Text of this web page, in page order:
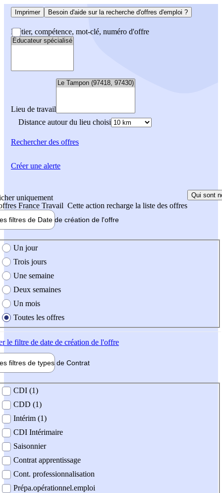
Imprimer Besoin d'aide sur la recherche d'offres d'emploi ?
Métier, compétence, mot-clé, numéro d'offre
Lieu de travail
Distance autour du lieu choisi
Rechercherdes offres
uniquement
France Travail Cette action recharge la liste des offres
Qui sont
filtres de Date de création de l'offre
création de l'offre
Un jour
Trois jours
Une semaine
Deux semaines
Un mois
Toutes les offres
le filtre de date de création de l'offre
filtres de types de Contrat
contrat
CDI (1)
CDD (1)
Intérim (1)
CDI Intérimaire
Saisonnier
Contrat apprentissage
Cont. professionnalisation
Prépa.opérationnel.emploi
Créer une alerte